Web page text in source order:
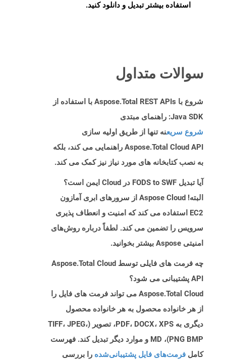
استفاده بیشتر تبدیل و دانلود کنید.
سوالات متداول
شروع با Aspose.Total REST APIs با استفاده از
Java SDK: راهنمای مبتدی
شروع سریعنه تنها از طریق اولیه سازی
Aspose.Total Cloud API راهنمایی می کند، بلکه
به نصب کتابخانه های مورد نیاز نیز کمک می کند.
آیا تبدیل FODS to SWF در Cloud ایمن است؟
البته! Aspose Cloud از سرورهای ابری آمازون
EC2 استفاده می کند که امنیت و انعطاف پذیری
سرویس را تضمین می کند. لطفاً درباره روش‌های
امنیتی Aspose بیشتر بخوانید.
چه فرمت های فایلی توسط Aspose.Total Cloud
API پشتیبانی می شود؟
Aspose.Total Cloud می تواند فرمت های فایل را
از هر خانواده محصول به هر خانواده محصول
دیگری به PDF، DOCX، XPS، تصویر (TIFF، JPEG،
PNG BMP)، MD و موارد دیگر تبدیل کند. فهرست
کامل فرمت‌های فایل پشتیبانی‌شده را بررسی